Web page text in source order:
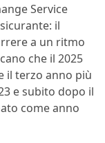
Service
il
a un ritmo
che il 2025
il terzo anno più
e subito dopo il
come anno